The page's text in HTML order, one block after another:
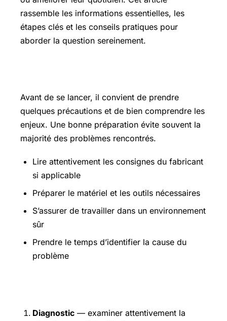
rassemble les informations essentielles, les
étapes clés et les conseils pratiques pour
aborder la question sereinement.
Avant de se lancer, il convient de prendre
quelques précautions et de bien comprendre les
enjeux. Une bonne préparation évite souvent la
majorité des problèmes rencontrés.
Lire attentivement les consignes du fabricant
si applicable
Préparer le matériel et les outils nécessaires
S’assurer de travailler dans un environnement
sûr
Prendre le temps d’identifier la cause du
problème
Diagnostic — examiner attentivement la